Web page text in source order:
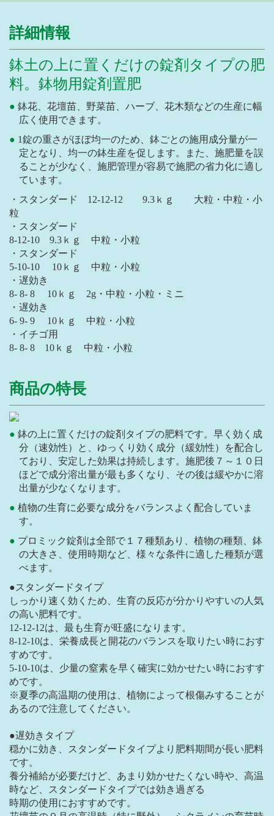
詳細情報
鉢土の上に置くだけの錠剤タイプの肥
料。鉢物用錠剤置肥
鉢花、花壇苗、野菜苗、ハーブ、花木類などの生産に幅
広く使用できます。
1錠の重さがほぼ均一のため、鉢ごとの施用成分量が一
定となり、均一の鉢生産を促します。また、施肥量を誤
ることが少なく、施肥管理が容易で施肥の省力化に適し
ています。
・スタンダード 12-12-12 9.3ｋｇ 大粒・中粒・小
粒
・スタンダード
8-12-10 9.3ｋｇ 中粒・小粒
・スタンダード
5-10-10 10ｋｇ 中粒・小粒
・遅効き
8- 8- 8 10ｋｇ 2g・中粒・小粒・ミニ
・遅効き
6- 9- 9 10ｋｇ 中粒・小粒
・イチゴ用
8- 8- 8 10ｋｇ 中粒・小粒
商品の特長
鉢の上に置くだけの錠剤タイプの肥料です。早く効く成
分（速効性）と、ゆっくり効く成分（緩効性）を配合し
ており、安定した効果は持続します。施肥後７～１０日
ほどで成分溶出量が最も多くなり、その後は緩やかに溶
出量が少なくなります。
植物の生育に必要な成分をバランスよく配合していま
す。
プロミック錠剤は全部で１７種類あり、植物の種類、鉢
の大きさ、使用時期など、様々な条件に適した種類が選
べます。
●スタンダードタイプ
しっかり速く効くため、生育の反応が分かりやすいの人気
の高い肥料です。
12-12-12は、最も生育が旺盛になります。
8-12-10は、栄養成長と開花のバランスを取りたい時におす
すめです。
5-10-10は、少量の窒素を早く確実に効かせたい時におすす
めです。
※夏季の高温期の使用は、植物によって根傷みすることが
あるので注意してください。
●遅効きタイプ
穏かに効き、スタンダードタイプより肥料期間が長い肥料
です。
養分補給が必要だけど、あまり効かせたくない時や、高温
時など、スタンダードタイプでは効き過ぎる
時期の使用におすすめです。